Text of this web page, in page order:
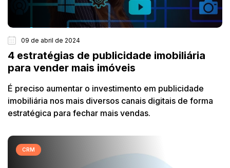
09 de abril de 2024
4 estratégias de publicidade imobiliária
para vender mais imóveis
É preciso aumentar o investimento em publicidade
imobiliária nos mais diversos canais digitais de forma
estratégica para fechar mais vendas.
CRM